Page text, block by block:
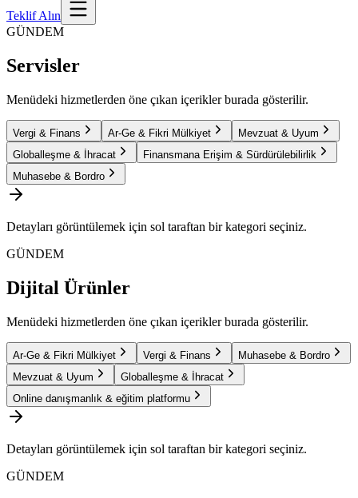
Teklif Alın
GÜNDEM
Servisler
Menüdeki hizmetlerden öne çıkan içerikler burada gösterilir.
Vergi & Finans Ar-Ge & Fikri Mülkiyet
Mevzuat & Uyum
Globalleşme & İhracat
Finansmana Erişim & Sürdürülebilirlik
Muhasebe & Bordro
Detayları görüntülemek için sol taraftan bir kategori seçiniz.
GÜNDEM
Dijital Ürünler
Menüdeki hizmetlerden öne çıkan içerikler burada gösterilir.
Ar-Ge & Fikri Mülkiyet Vergi & Finans
Muhasebe & Bordro
Mevzuat & Uyum
Globalleşme & İhracat
Online danışmanlık & eğitim platformu
Detayları görüntülemek için sol taraftan bir kategori seçiniz.
GÜNDEM